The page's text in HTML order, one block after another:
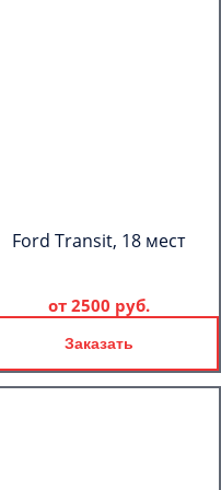
Ford Transit, 18 мест
от 2500 руб.
Заказать